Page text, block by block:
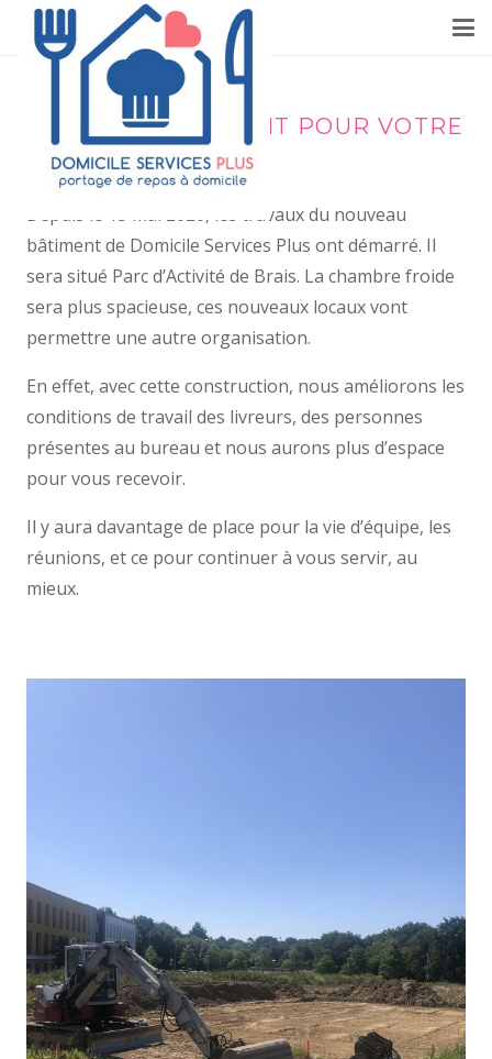
NOUVEAU BÂTIMENT POUR VOTRE
SERVICE
Depuis le 15 mai 2020, les travaux du nouveau
bâtiment de Domicile Services Plus ont démarré. Il
sera situé Parc d’Activité de Brais. La chambre froide
sera plus spacieuse, ces nouveaux locaux vont
permettre une autre organisation.
En effet, avec cette construction, nous améliorons les
conditions de travail des livreurs, des personnes
présentes au bureau et nous aurons plus d’espace
pour vous recevoir.
Il y aura davantage de place pour la vie d’équipe, les
réunions, et ce pour continuer à vous servir, au
mieux.